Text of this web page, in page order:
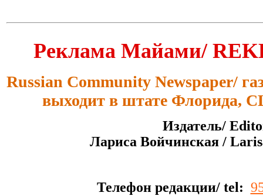
Реклама Майами/
Russian Community Newspaper/
выходит в штате Флорида,
Издатель/
Лариса Войчинская /
Телефон редакции/ tel: